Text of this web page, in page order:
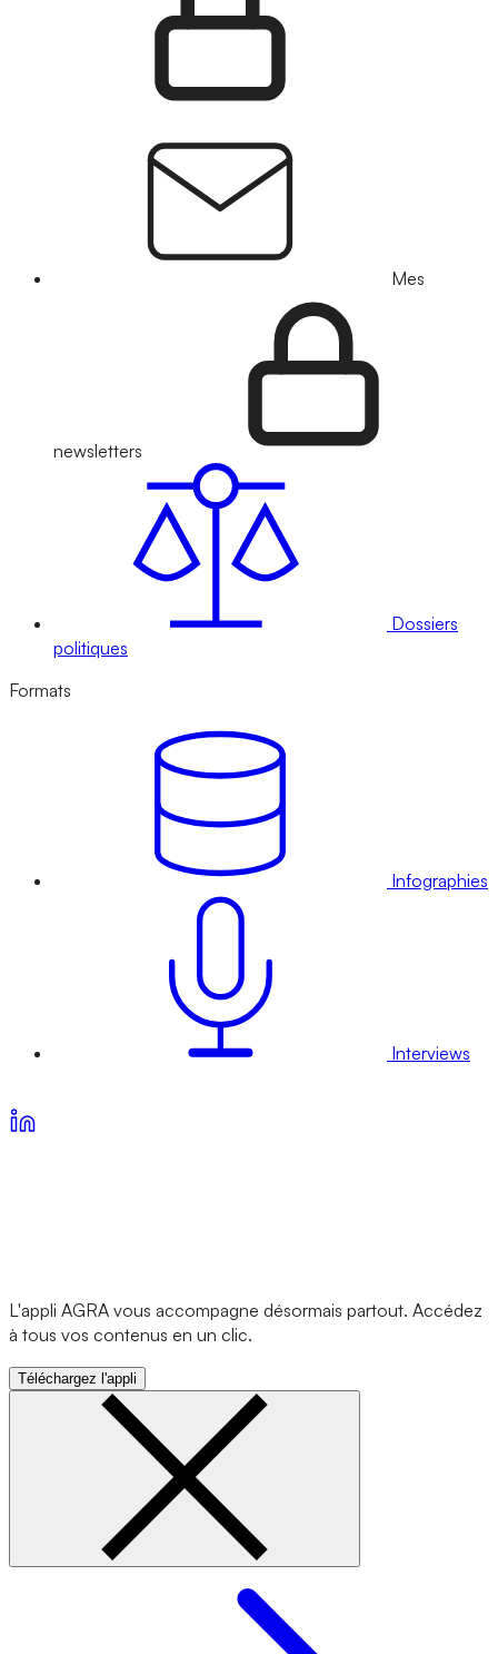
Mes
newsletters
Dossiers
politiques
Formats
Infographies
Interviews
L'appli AGRA vous accompagne désormais partout. Accédez
à tous vos contenus en un clic.
Téléchargez l'appli